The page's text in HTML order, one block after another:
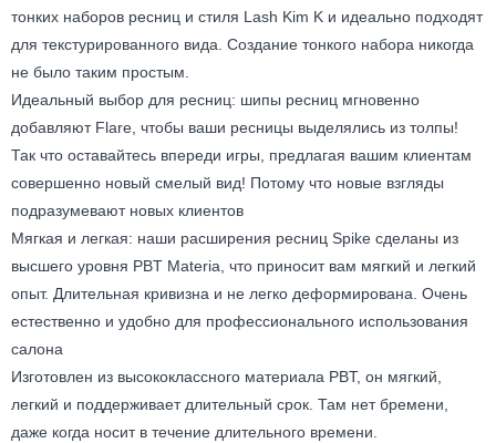
тонких наборов ресниц и стиля Lash Kim K и идеально подходят
для текстурированного вида. Создание тонкого набора никогда
не было таким простым.
Идеальный выбор для ресниц: шипы ресниц мгновенно
добавляют Flare, чтобы ваши ресницы выделялись из толпы!
Так что оставайтесь впереди игры, предлагая вашим клиентам
совершенно новый смелый вид! Потому что новые взгляды
подразумевают новых клиентов
Мягкая и легкая: наши расширения ресниц Spike сделаны из
высшего уровня PBT Materia, что приносит вам мягкий и легкий
опыт. Длительная кривизна и не легко деформирована. Очень
естественно и удобно для профессионального использования
салона
Изготовлен из высококлассного материала PBT, он мягкий,
легкий и поддерживает длительный срок. Там нет бремени,
даже когда носит в течение длительного времени.